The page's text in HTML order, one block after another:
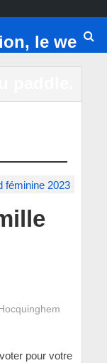
pour votre